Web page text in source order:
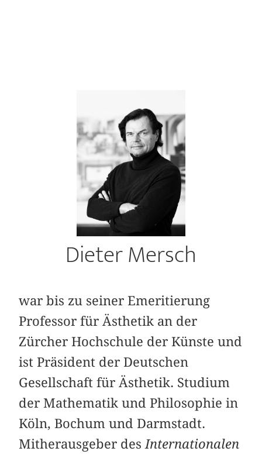
Dieter Mersch
war bis zu seiner Emeritierung
Professor für Ästhetik an der
Zürcher Hochschule der Künste und
ist Präsident der Deutschen
Gesellschaft für Ästhetik. Studium
der Mathematik und Philosophie in
Köln, Bochum und Darmstadt.
Mitherausgeber desInternationalen